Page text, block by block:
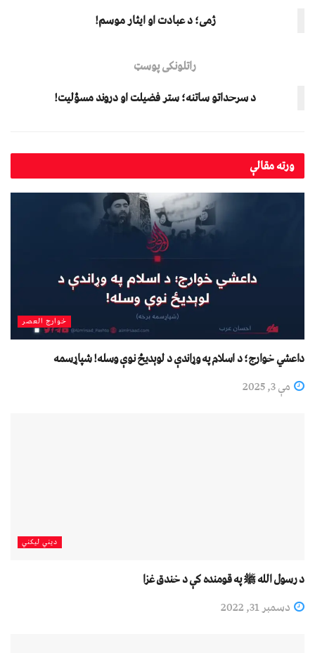
ژمی؛ د عبادت او ایثار موسم!
راتلونکی پوسټ
د سرحداتو ساتنه؛ ستر فضیلت او دروند مسؤلیت!
ورتهمقالې
خوارج العصر
داعشي خوارج؛ د اسلام په وړاندې د لوېدیځ نوې وسله! شپاړسمه
مې 3, 2025
دیني لیکني
د رسول الله ﷺ په قومنده کې د خندق غزا
دسمبر 31, 2022